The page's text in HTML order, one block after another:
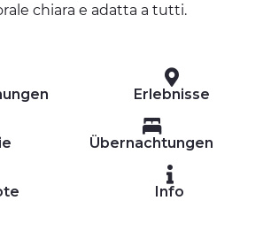
chiara e adatta a tutti.
Erlebnisse
Übernachtungen
Info